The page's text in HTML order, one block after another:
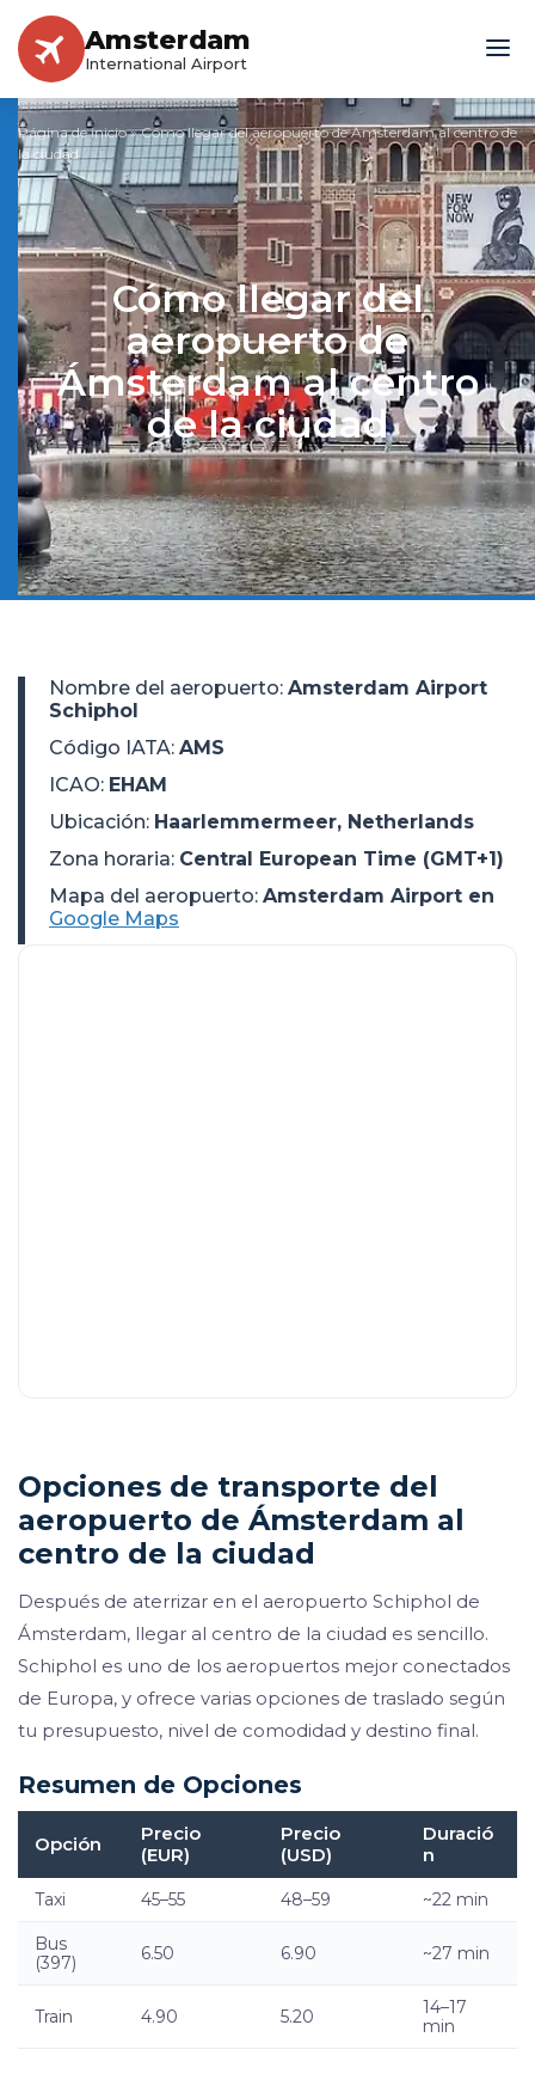
Amsterdam
International Airport
Página de inicio»Cómo llegar del aeropuerto de Ámsterdam al centro de
la ciudad
Cómo llegar del
aeropuerto de
Ámsterdam al centro
de la ciudad
Opciones de transporte del
aeropuerto de Ámsterdam al
centro de la ciudad
Después de aterrizar en el aeropuerto Schiphol de
Ámsterdam, llegar al centro de la ciudad es sencillo.
Schiphol es uno de los aeropuertos mejor conectados
de Europa, y ofrece varias opciones de traslado según
tu presupuesto, nivel de comodidad y destino final.
Resumen de Opciones
Opción
Precio
(EUR)
Precio
(USD)
Duració
n
Taxi 45–55 48–59 ~22 min
Bus
(397)
6.50 6.90 ~27 min
Train 4.90 5.20
14–17
min
Nombre del aeropuerto: Amsterdam Airport
Schiphol
Código IATA: AMS
ICAO: EHAM
Ubicación: Haarlemmermeer, Netherlands
Zona horaria: Central European Time (GMT+1)
Mapa del aeropuerto: Amsterdam Airport en
Google Maps